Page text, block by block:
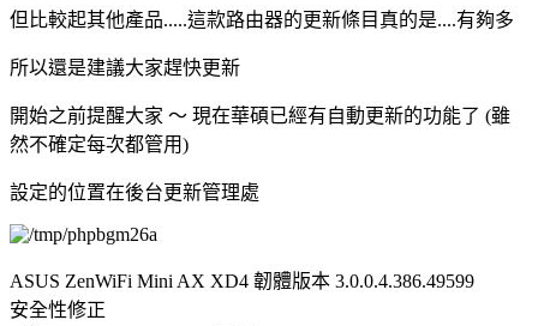
但比較起其他產品.....這款路由器的更新條目真的是....有夠多
所以還是建議大家趕快更新
開始之前提醒大家 ～ 現在華碩已經有自動更新的功能了 (雖
然不確定每次都管用)
設定的位置在後台更新管理處
ASUS ZenWiFi Mini AX XD4 韌體版本 3.0.0.4.386.49599
安全性修正